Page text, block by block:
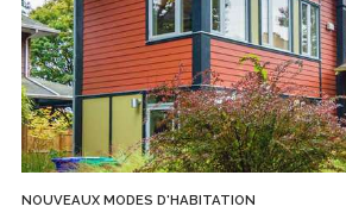
NOUVEAUX MODES D'HABITATION